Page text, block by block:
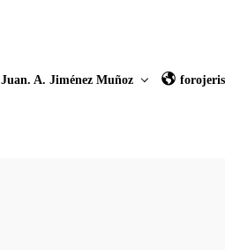
Juan. A. Jiménez Muñoz